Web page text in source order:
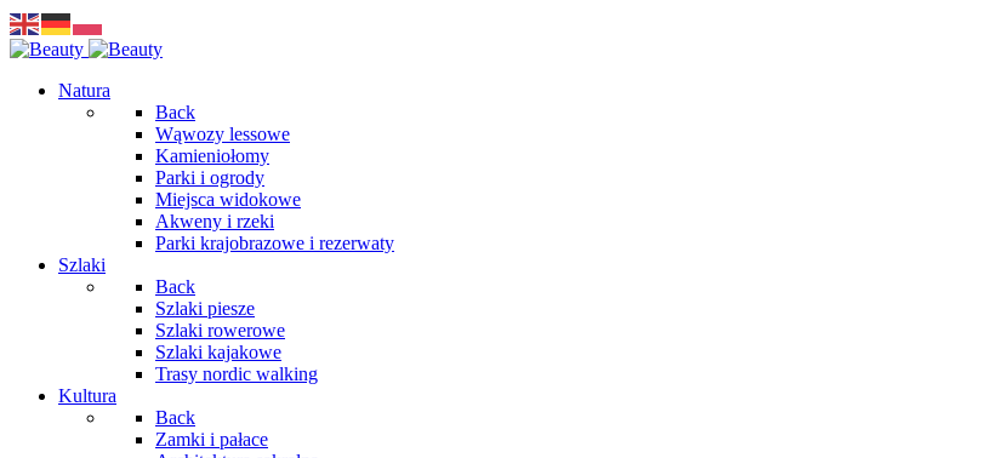
Natura
Back
Wąwozy lessowe
Kamieniołomy
Parki i ogrody
Miejsca widokowe
Akweny i rzeki
Parki krajobrazowe i rezerwaty
Szlaki
Back
Szlaki piesze
Szlaki rowerowe
Szlaki kajakowe
Trasy nordic walking
Kultura
Back
Zamki i pałace